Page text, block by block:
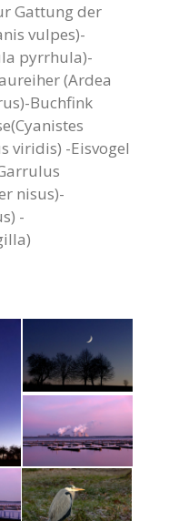
Gattung der
vulpes)-
pyrrhula)-
(Ardea
Buchfink
viridis) -Eisvogel
nisus)-
-